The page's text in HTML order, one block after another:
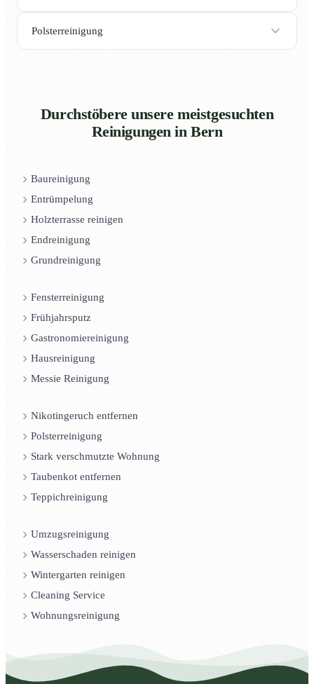
Polsterreinigung
Durchstöbere unsere meistgesuchten
Reinigungen in Bern
Baureinigung
Entrümpelung
Holzterrasse reinigen
Endreinigung
Grundreinigung
Fensterreinigung
Frühjahrsputz
Gastronomiereinigung
Hausreinigung
Messie Reinigung
Nikotingeruch entfernen
Polsterreinigung
Stark verschmutzte Wohnung
Taubenkot entfernen
Teppichreinigung
Umzugsreinigung
Wasserschaden reinigen
Wintergarten reinigen
Cleaning Service
Wohnungsreinigung